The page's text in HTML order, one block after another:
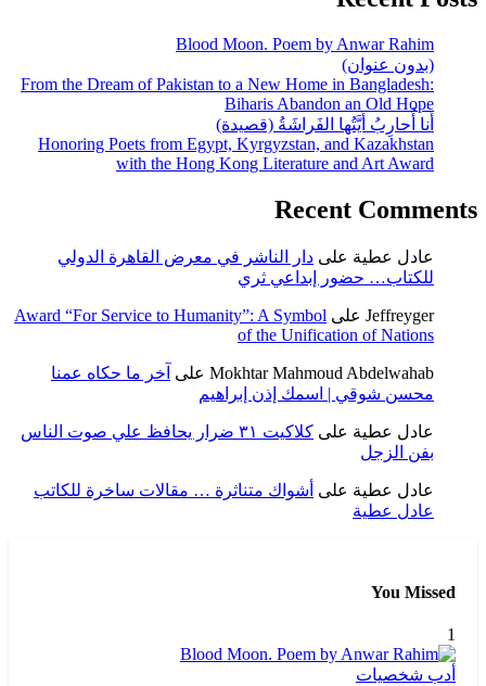
Blood Moon. Poem by Anwar Rahim
(بدون عنوان)
From the Dream of Pakistan to a New Home in Bangladesh:
Biharis Abandon an Old Hope
أَنا أُحارِبُ أَيَّتُها الفَراشَةُ (قصيدة)
Honoring Poets from Egypt, Kyrgyzstan, and Kazakhstan
with the Hong Kong Literature and Art Award
Recent Comments
عادل عطية على دار الناشر في معرض القاهرة الدولي
للكتاب… حضور إبداعي ثري
Jeffreyger على Award “For Service to Humanity”: A Symbol
of the Unification of Nations
Mokhtar Mahmoud Abdelwahab على آخر ما حكاه عمنا
محسن شوقي | اسمك إذن إبراهيم
عادل عطية على
كلاكيت ٣١ ضرار يحافظ علي صوت الناس
بفن الزجل
عادل عطية على أشواك متناثرة … مقالات ساخرة للكاتب
عادل عطية
You Missed
1
أدب شخصيات